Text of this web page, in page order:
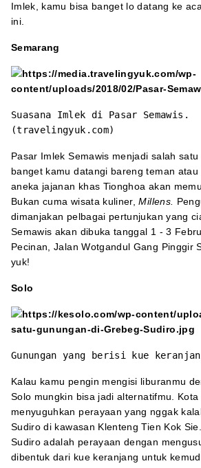
Imlek, kamu bisa banget lo datang ke
ini.
Semarang
Suasana Imlek di Pasar Semawis.
(travelingyuk.com)
Pasar Imlek Semawis menjadi salah
banget kamu datangi bareng teman
aneka jajanan khas Tionghoa akan
Bukan cuma wisata kuliner,Millens.
dimanjakan pelbagai pertunjukan yang
Semawis akan dibuka tanggal 1 - 3
Pecinan, Jalan Wotgandul Gang Pinggir
yuk!
Solo
Gunungan yang berisi kue
Kalau kamu pengin mengisi liburanmu
Solo mungkin bisa jadi alternatifmu.
menyuguhkan perayaan yang nggak
Sudiro di kawasan Klenteng Tien Kok
Sudiro adalah perayaan dengan
dibentuk dari kue keranjang untuk